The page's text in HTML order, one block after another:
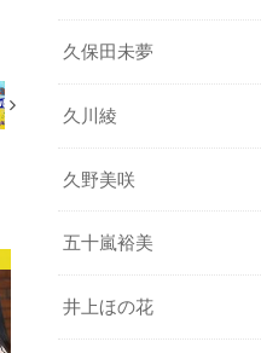
久保田未夢
久川綾
久野美咲
五十嵐裕美
井上ほの花